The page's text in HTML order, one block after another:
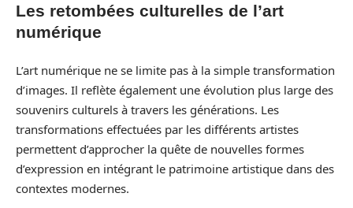
Les retombées culturelles de l’art
numérique
L’art numérique ne se limite pas à la simple transformation
d’images. Il reflète également une évolution plus large des
souvenirs culturels à travers les générations. Les
transformations effectuées par les différents artistes
permettent d’approcher la quête de nouvelles formes
d’expression en intégrant le patrimoine artistique dans des
contextes modernes.